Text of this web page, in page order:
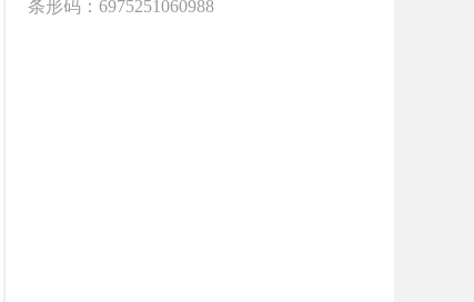
条形码：6975251060988